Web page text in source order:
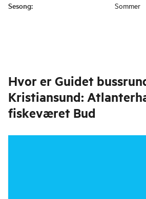
Sesong: Sommer
Hvor er Guidet
Kristiansund:
fiskeværet Bud